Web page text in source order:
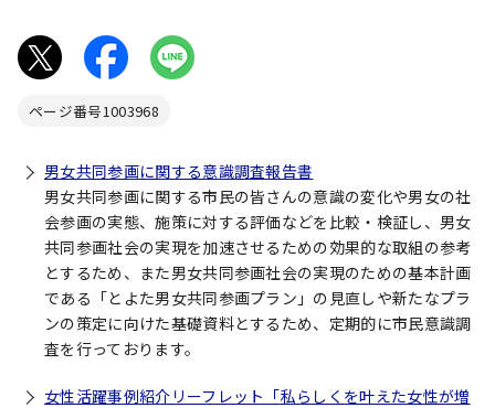
ページ番号1003968
男女共同参画に関する意識調査報告書
男女共同参画に関する市民の皆さんの意識の変化や男女の社
会参画の実態、施策に対する評価などを比較・検証し、男女
共同参画社会の実現を加速させるための効果的な取組の参考
とするため、また男女共同参画社会の実現のための基本計画
である「とよた男女共同参画プラン」の見直しや新たなプラ
ンの策定に向けた基礎資料とするため、定期的に市民意識調
査を行っております。
女性活躍事例紹介リーフレット「私らしくを叶えた女性が増